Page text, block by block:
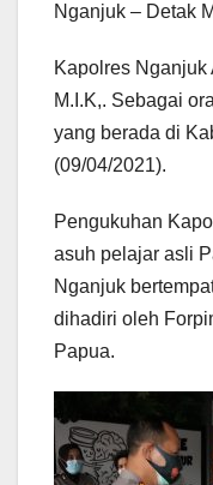
Nganjuk – Detak
Kapolres Nganjuk
M.I.K,. Sebagai
yang berada di
(09/04/2021).
Pengukuhan
asuh pelajar asli
Nganjuk
dihadiri oleh
Papua.